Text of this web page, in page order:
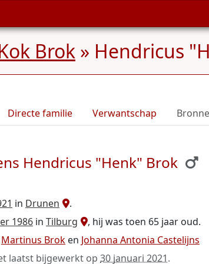
Brok » Hendricus
Directe familie Verwantschap
Hendricus "Henk" Brok
in Drunen
.
1986 in Tilburg
, hij was toen 65 jaar oud.
Martinus Brok en Johanna Antonia Castelijns
laatst bijgewerkt op 30 januari 2021.